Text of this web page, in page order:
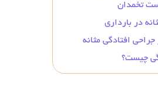
تخمدان
در بارداری
افتادگی مثانه
چیست؟